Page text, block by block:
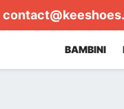
BAMBINI